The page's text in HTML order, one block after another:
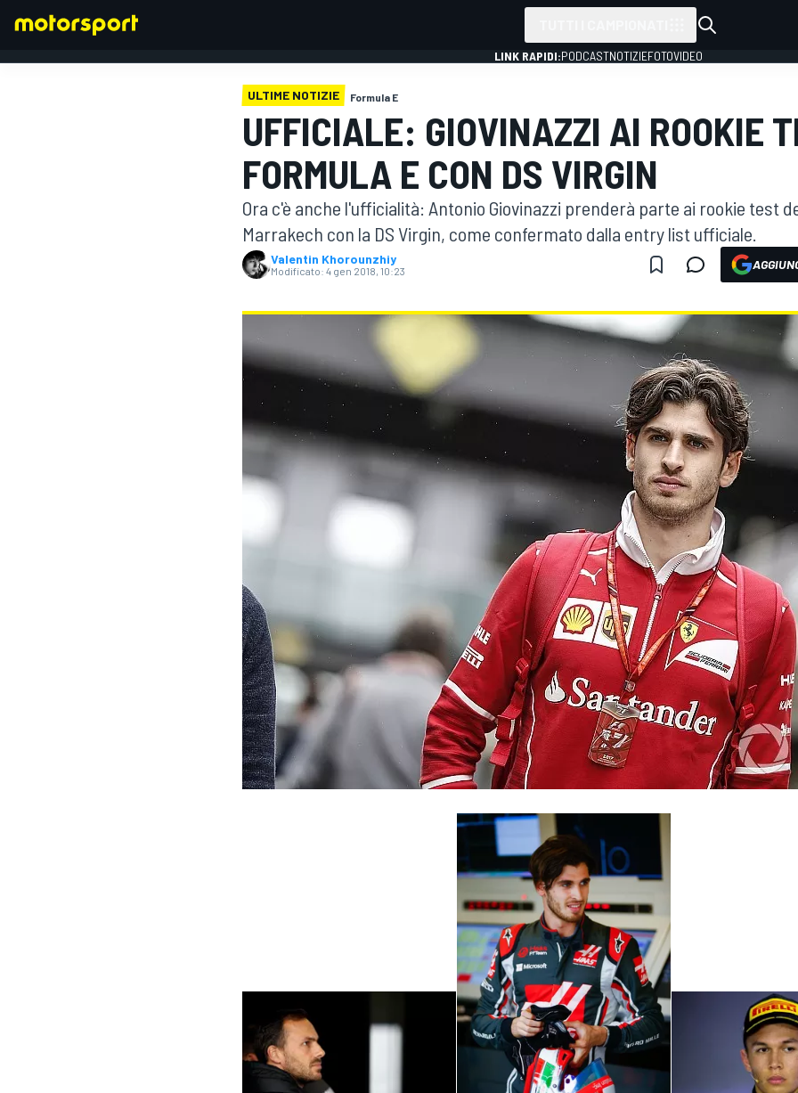
LINK RAPIDI:PODCASTNOTIZIEFOTOVIDEO
ULTIME NOTIZIE Formula E
UFFICIALE: GIOVINAZZI AI ROOKIE
FORMULA E CON DS VIRGIN
Ora c'è anche l'ufficialità: Antonio Giovinazzi prenderà parte ai rookie test
Marrakech con la DS Virgin, come confermato dalla entry list ufficiale.
Valentin Khorounzhiy
Modificato: 4 gen 2018, 10:23